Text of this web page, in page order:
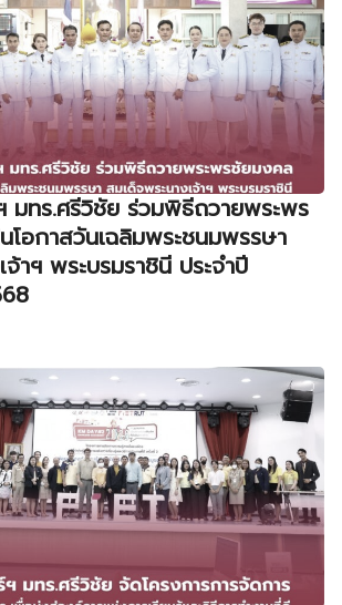
มทร.ศรีวิชัย ร่วมพิธีถวายพระพร
โอกาสวันเฉลิมพระชนมพรรษา
าฯ พระบรมราชินี ประจำปี